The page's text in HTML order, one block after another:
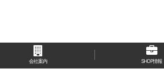
会社案内 SHOP情報